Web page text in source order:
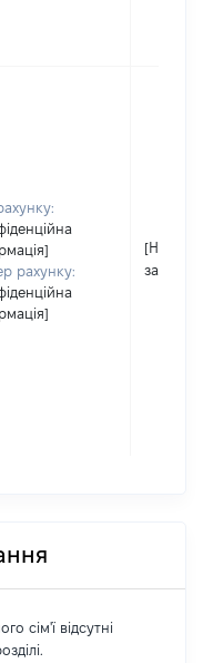
рахунку:
[Не
сім'ї відсутні